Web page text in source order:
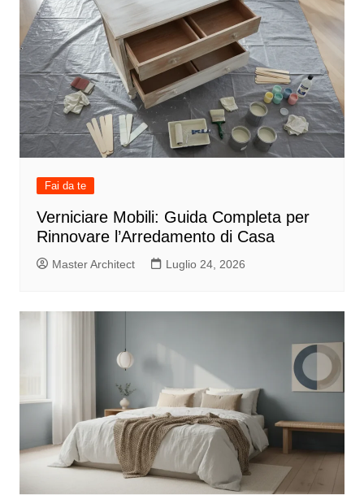
Fai da te
Verniciare Mobili: Guida Completa per
Rinnovare l’Arredamento di Casa
Master Architect Luglio 24, 2026